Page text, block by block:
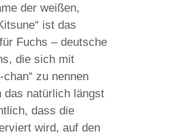
der weißen,
ist das
Fuchs – deutsche
die sich mit
zu nennen
das natürlich längst
dass die
wird, auf den